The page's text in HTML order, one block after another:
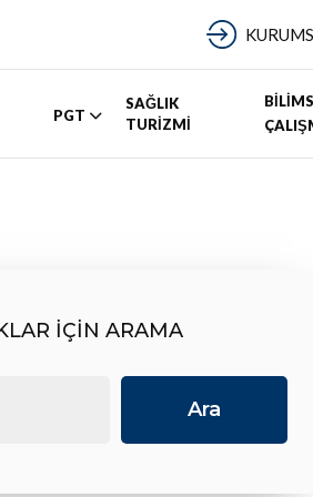
PGT
SAĞLIK
TURİZMİ
İÇİN ARAMA